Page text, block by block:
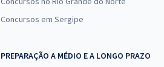
Concursos em Sergipe
PREPARAÇÃO A MÉDIO E A LONGO PRAZO